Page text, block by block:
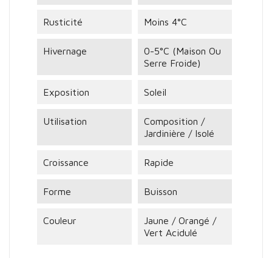
Rusticité Moins 4°C
Hivernage
0-5°C (maison Ou
Serre Froide)
Exposition Soleil
Utilisation
Composition /
Jardinière / Isolé
Croissance Rapide
Forme Buisson
Couleur
Jaune / Orangé /
Vert Acidulé